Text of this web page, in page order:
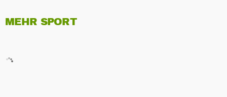
MEHR SPORT